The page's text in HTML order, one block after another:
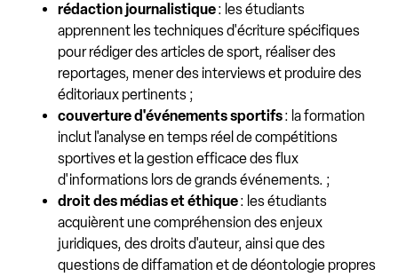
rédaction journalistique: les étudiants
apprennent les techniques d'écriture spécifiques
pour rédiger des articles de sport, réaliser des
reportages, mener des interviews et produire des
éditoriaux pertinents ;
couverture d'événements sportifs: la formation
inclut l'analyse en temps réel de compétitions
sportives et la gestion efficace des flux
d'informations lors de grands événements. ;
droit des médias et éthique: les étudiants
acquièrent une compréhension des enjeux
juridiques, des droits d'auteur, ainsi que des
questions de diffamation et de déontologie propres